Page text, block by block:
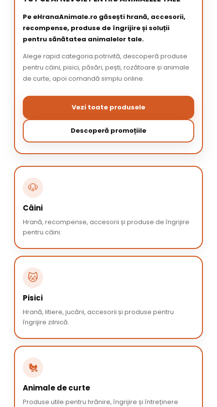
Pe eHranaAnimale.ro găsești hrană, accesorii,
recompense, produse de îngrijire și soluții
pentru sănătatea animalelor tale.
Alege rapid categoria potrivită, descoperă produse
pentru câini, pisici, păsări, pești, rozătoare și animale
de curte, apoi comandă simplu online.
Vezi toate produsele
Descoperă promoțiile
🐶
Câini
Hrană, recompense, accesorii și produse de îngrijire
pentru câini.
🐱
Pisici
Hrană, litiere, jucării, accesorii și produse pentru
îngrijire zilnică.
🐔
Animale de curte
Produse utile pentru hrănire, îngrijire și întreținere